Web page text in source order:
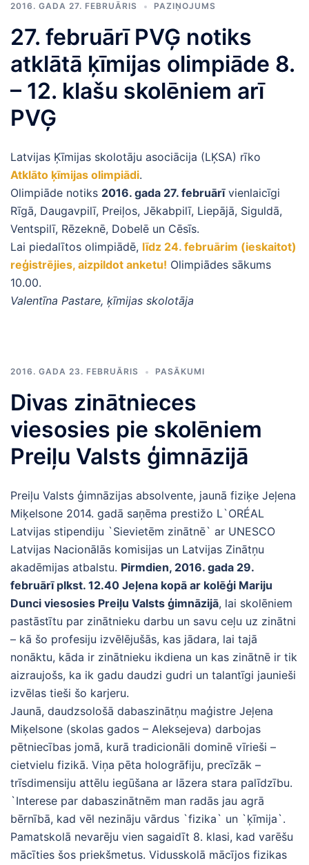
2016. GADA 27. FEBRUĀRIS PAZIŅOJUMS
27. februārī PVĢ notiks
atklātā ķīmijas olimpiāde 8.
– 12. klašu skolēniem arī
PVĢ
Latvijas Ķīmijas skolotāju asociācija (LĶSA) rīko
Atklāto ķīmijas olimpiādi.
Olimpiāde notiks 2016. gada 27. februārīvienlaicīgi
Rīgā, Daugavpilī, Preiļos, Jēkabpilī, Liepājā, Siguldā,
Ventspilī, Rēzeknē, Dobelē un Cēsīs.
Lai piedalītos olimpiādē, līdz 24. februārim (ieskaitot)
reģistrējies, aizpildot anketu! Olimpiādes sākums
10.00.
Valentīna Pastare, ķīmijas skolotāja
2016. GADA 23. FEBRUĀRIS PASĀKUMI
Divas zinātnieces
viesosies pie skolēniem
Preiļu Valsts ģimnāzijā
Preiļu Valsts ģimnāzijas absolvente, jaunā fiziķe Jeļena
Miķelsone 2014. gadā saņēma prestižo L`ORÉAL
Latvijas stipendiju `Sievietēm zinātnē` ar UNESCO
Latvijas Nacionālās komisijas un Latvijas Zinātņu
akadēmijas atbalstu. Pirmdien, 2016. gada 29.
februārī plkst. 12.40 Jeļena kopā ar kolēģi Mariju
Dunci viesosies Preiļu Valsts ģimnāzijā, lai skolēniem
pastāstītu par zinātnieku darbu un savu ceļu uz zinātni
– kā šo profesiju izvēlējušās, kas jādara, lai tajā
nonāktu, kāda ir zinātnieku ikdiena un kas zinātnē ir tik
aizraujošs, ka ik gadu daudzi gudri un talantīgi jaunieši
izvēlas tieši šo karjeru.
Jaunā, daudzsološā dabaszinātņu maģistre Jeļena
Miķelsone (skolas gados – Aleksejeva) darbojas
pētniecības jomā, kurā tradicionāli dominē vīrieši –
cietvielu fizikā. Viņa pēta hologrāfiju, precīzāk –
trīsdimensiju attēlu iegūšana ar lāzera stara palīdzību.
`Interese par dabaszinātnēm man radās jau agrā
bērnībā, kad vēl nezināju vārdus `fizika` un `ķīmija`.
Pamatskolā nevarēju vien sagaidīt 8. klasi, kad varēšu
mācīties šos priekšmetus. Vidusskolā mācījos fizikas